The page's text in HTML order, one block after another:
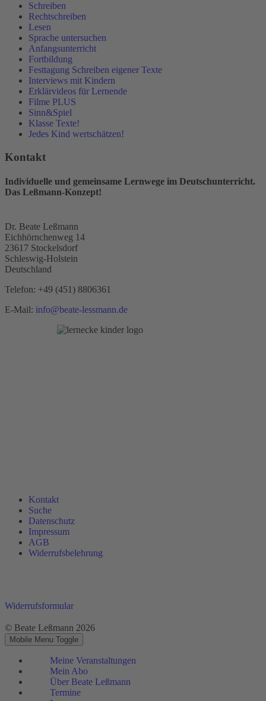
Schreiben
Rechtschreiben
Lesen
Sprache untersuchen
Anfangsunterricht
Fortbildung
Festtagung Schreiben eigener Texte
Interviews mit Kindern
Erklärvideos für Lernende
Filme PLUS
Sinn&Spiel
Klasse Texte!
Jedes Kind wertschätzen!
Kontakt
Individuelle und gemeinsame Lernwege im Deutschunterricht.
Das Leßmann-Konzept!
Dr. Beate Leßmann
Eichhörnchenweg 14
23617 Stockelsdorf
Schleswig-Holstein
Deutschland
Telefon: +49 (451) 8806361
E-Mail: info@beate-lessmann.de
Kontakt
Suche
Datenschutz
Impressum
AGB
Widerrufsbelehrung
Widerrufsformular
© Beate Leßmann 2026
Mobile Menu Toggle
Meine Veranstaltungen
Mein Abo
Über Beate Leßmann
Termine